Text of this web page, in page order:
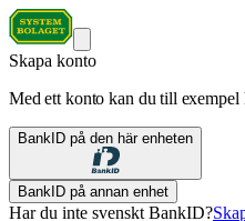
Skapa konto
Med ett konto kan du till
BankID på den här enheten
BankID på annan enhet
Har du inte svenskt BankID?